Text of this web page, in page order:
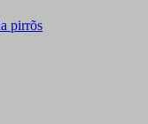
pirrõs